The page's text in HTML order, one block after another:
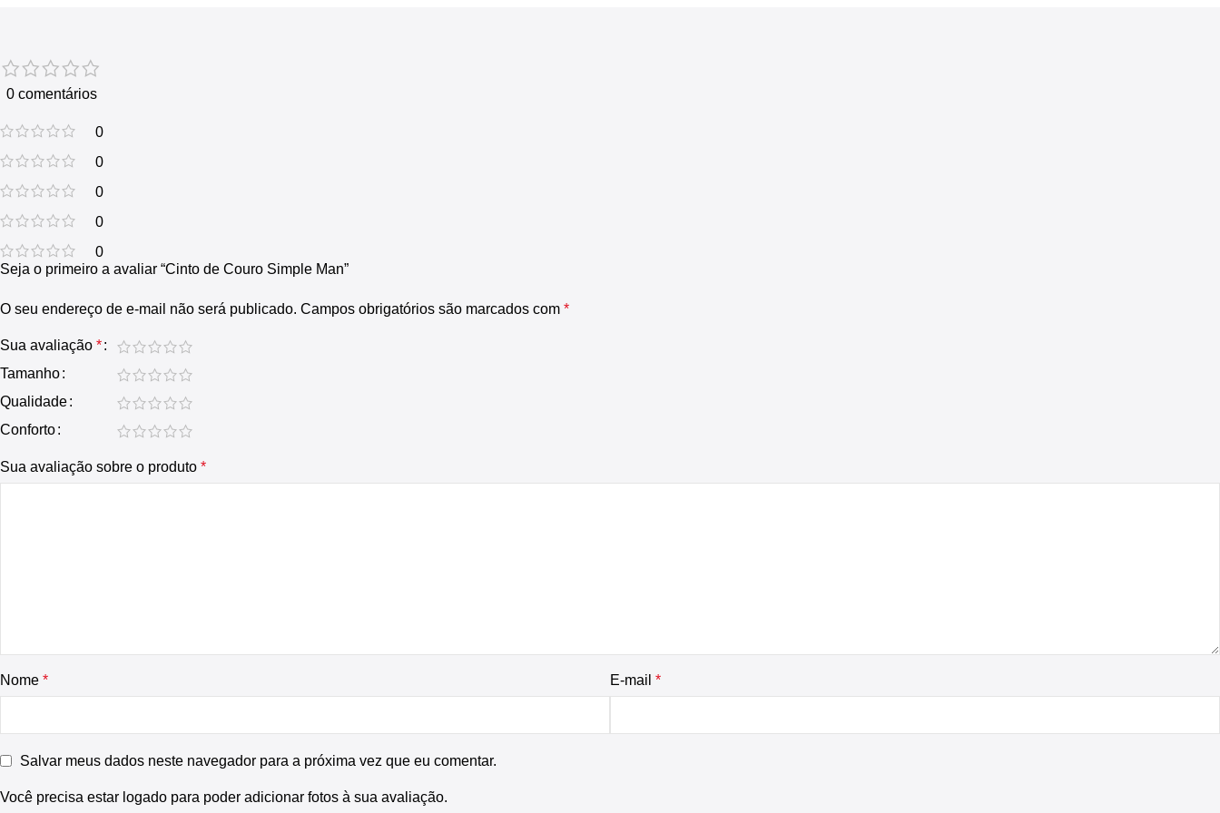
0 comentários
0
0
0
0
0
Seja o primeiro a avaliar “Cinto de Couro Simple Man”
O seu endereço de e-mail não será publicado. Campos obrigatórios são marcados com *
Sua avaliação *
Tamanho
Qualidade
Conforto
Sua avaliação sobre o produto *
Nome * E-mail *
Salvar meus dados neste navegador para a próxima vez que eu comentar.
Você precisa estar logado para poder adicionar fotos à sua avaliação.